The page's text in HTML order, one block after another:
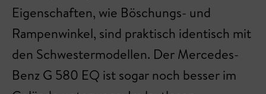
Eigenschaften, wie Böschungs- und
Rampenwinkel, sind praktisch identisch mit
den Schwestermodellen. Der Mercedes-
Benz G 580 EQ ist sogar noch besser im